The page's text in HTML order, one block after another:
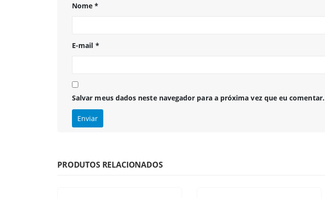
Nome*
E-mail *
Salvar meus dados neste navegador para a próxima vez que eu comentar.
PRODUTOS RELACIONADOS